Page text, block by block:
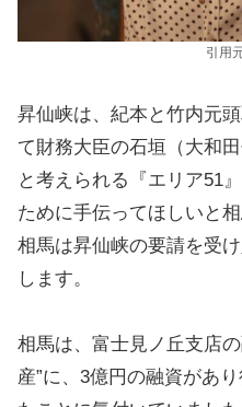
引用
昇仙峡は、紀本と竹内元
て財務大臣の石垣（大和
と考えられる『エリア51
ために手伝ってほしいと
相馬は昇仙峡の要請を受
します。
相馬は、富士見ノ丘支店
産”に、3億円の融資があ